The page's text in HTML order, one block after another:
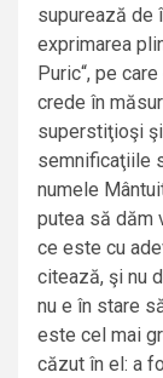
supurează de
exprimarea
Puric“, pe
crede în
superstiţioşi
semnificaţiile
numele
putea să dăm
ce este cu
citează, şi nu
nu e în stare
este cel mai
căzut în el: a